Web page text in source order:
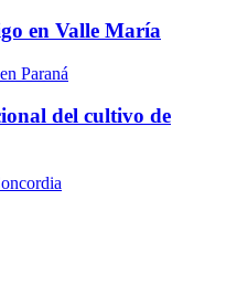
en Valle María
Paraná
del cultivo de